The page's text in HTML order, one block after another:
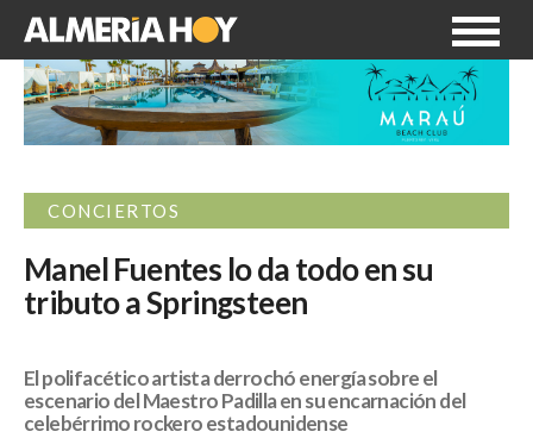
CONCIERTOS
Manel Fuentes lo da todo en su
tributo a Springsteen
El polifacético artista derrochó energía sobre el
escenario del Maestro Padilla en su encarnación del
celebérrimo rockero estadounidense